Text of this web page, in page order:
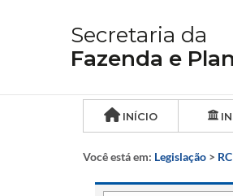
Secretaria da
Fazenda e
INÍCIO
Você está em: Legislação >